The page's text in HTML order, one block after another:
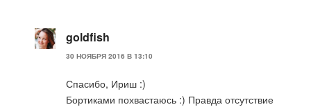
goldfish
30 НОЯБРЯ 2016 В 13:10
Спасибо, Ириш :)
Бортиками похвастаюсь :) Правда отсутствие